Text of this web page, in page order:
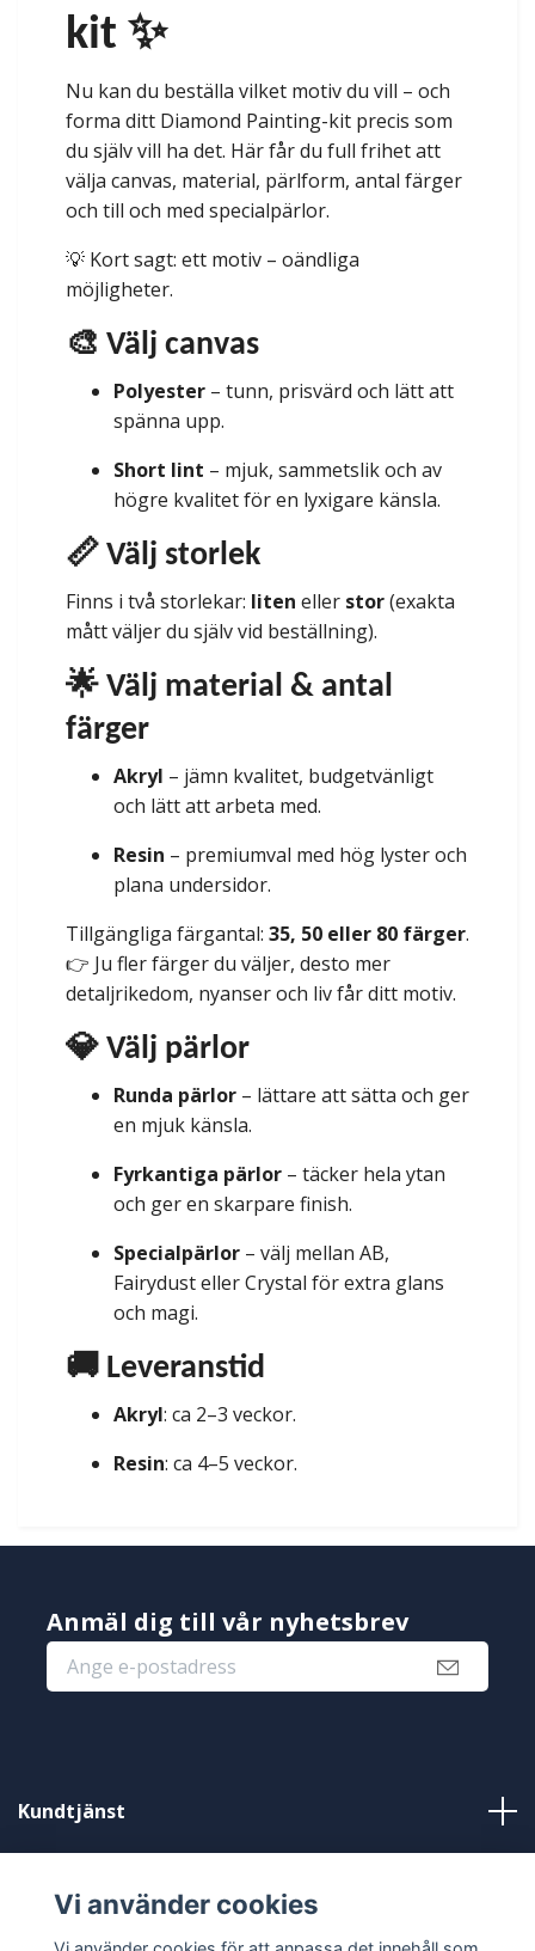
kit ✨
Nu kan du beställa vilket motiv du vill – och
forma ditt Diamond Painting-kit precis som
du själv vill ha det. Här får du full frihet att
välja canvas, material, pärlform, antal färger
och till och med specialpärlor.
💡 Kort sagt: ett motiv – oändliga
möjligheter.
🎨 Välj canvas
Polyester – tunn, prisvärd och lätt att
spänna upp.
Short lint – mjuk, sammetslik och av
högre kvalitet för en lyxigare känsla.
📏 Välj storlek
Finns i två storlekar: liten eller stor(exakta
mått väljer du själv vid beställning).
🌟 Välj material & antal
färger
Akryl – jämn kvalitet, budgetvänligt
och lätt att arbeta med.
Resin – premiumval med hög lyster och
plana undersidor.
Tillgängliga färgantal: 35, 50 eller 80 färger.
👉 Ju fler färger du väljer, desto mer
detaljrikedom, nyanser och liv får ditt motiv.
💎 Välj pärlor
Runda pärlor – lättare att sätta och ger
en mjuk känsla.
Fyrkantiga pärlor – täcker hela ytan
och ger en skarpare finish.
Specialpärlor – välj mellan AB,
Fairydust eller Crystal för extra glans
och magi.
🚚 Leveranstid
Akryl: ca 2–3 veckor.
Resin: ca 4–5 veckor.
Anmäl dig till vår nyhetsbrev
Kundtjänst
Vi använder cookies